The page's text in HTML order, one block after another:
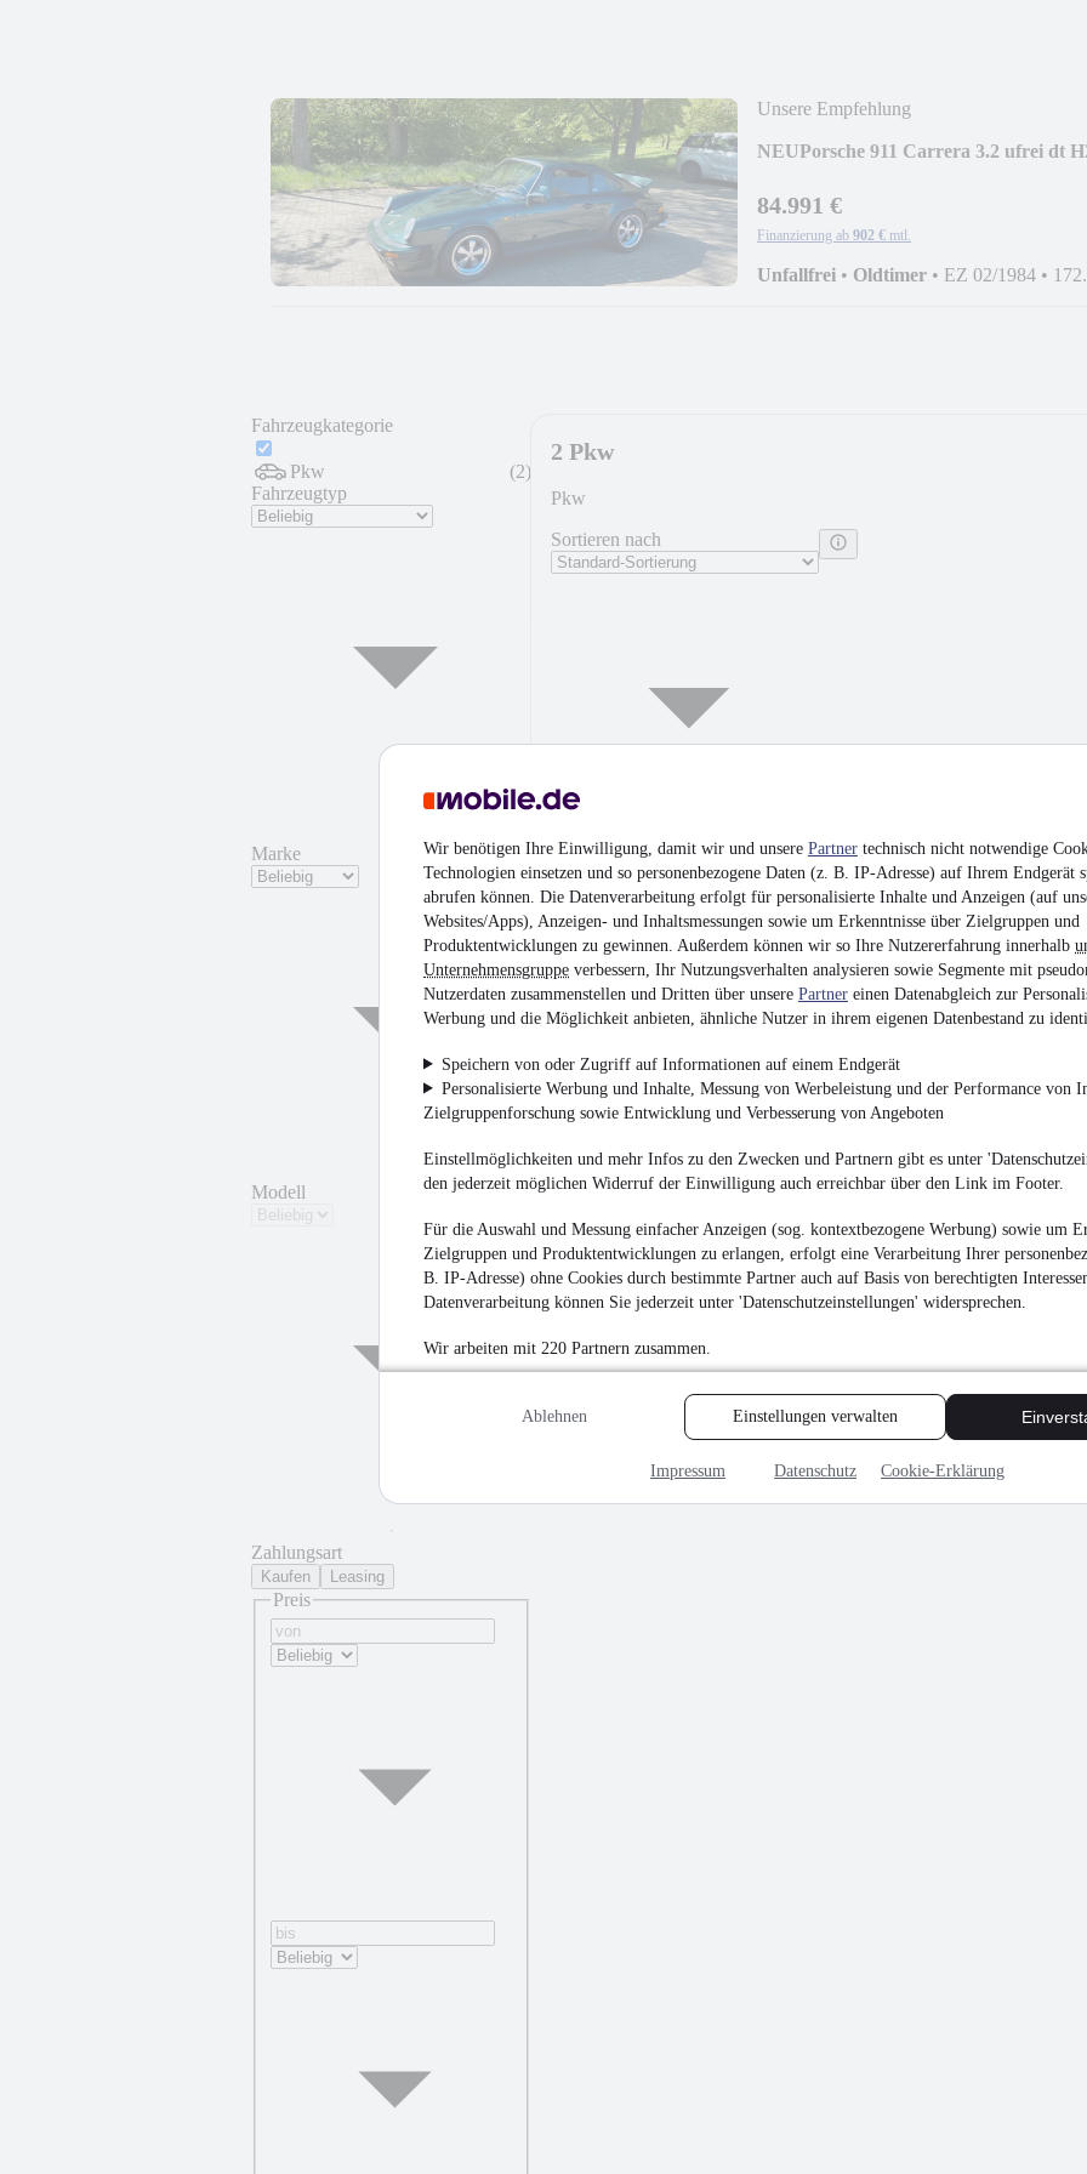
Wir benötigen Ihre Einwilligung, damit wir und unsere Partner technisch nicht notwendige
Technologien einsetzen und so personenbezogene Daten (z. B. IP-Adresse) auf Ihrem Endgerät
abrufen können. Die Datenverarbeitung erfolgt für personalisierte Inhalte und Anzeigen (auf
Websites/Apps), Anzeigen- und Inhaltsmessungen sowie um Erkenntnisse über Zielgruppen und
Produktentwicklungen zu gewinnen. Außerdem können wir so Ihre Nutzererfahrung innerhalb
Unternehmensgruppe verbessern, Ihr Nutzungsverhalten analysieren sowie Segmente mit
Nutzerdaten zusammenstellen und Dritten über unsere Partner einen Datenabgleich zur
Werbung und die Möglichkeit anbieten, ähnliche Nutzer in ihrem eigenen Datenbestand zu
Speichern von oder Zugriff auf Informationen auf einem Endgerät
Personalisierte Werbung und Inhalte, Messung von Werbeleistung und der Performance von
Zielgruppenforschung sowie Entwicklung und Verbesserung von Angeboten
Einstellmöglichkeiten und mehr Infos zu den Zwecken und Partnern gibt es unter
den jederzeit möglichen Widerruf der Einwilligung auch erreichbar über den Link im Footer.
Für die Auswahl und Messung einfacher Anzeigen (sog. kontextbezogene Werbung) sowie um
Zielgruppen und Produktentwicklungen zu erlangen, erfolgt eine Verarbeitung Ihrer
B. IP-Adresse) ohne Cookies durch bestimmte Partner auch auf Basis von berechtigten
Datenverarbeitung können Sie jederzeit unter 'Datenschutzeinstellungen' widersprechen.
Wir arbeiten mit 220 Partnern zusammen.
Ablehnen Einstellungen verwalten
Impressum Datenschutz Cookie-Erklärung
Unsere Empfehlung
NEUPorsche 911 Carrera 3.2 ufrei dt
84.991 €
Finanzierung ab 902 € mtl.
Unfallfrei • Oldtimer • EZ 02/1984 •
Fahrzeugkategorie
Pkw (2)
Fahrzeugtyp
Marke
Modell
Zahlungsart
Kaufen Leasing
Preis
2 Pkw
Pkw
Sortieren nach
NEUPorsche 997
ERSTLACK Leder
56.997 €
Finanzierung ab 593 € mtl.
Porsche 911
SONDERFARBE
84.991 €
Finanzierung ab 902 € mtl.